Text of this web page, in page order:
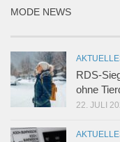
MODE NEWS
RDS-
ohne
22. JULI